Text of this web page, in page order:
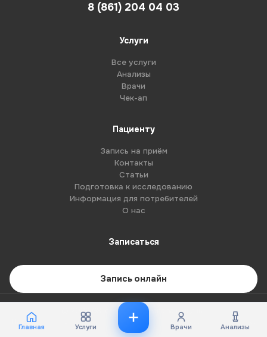
8 (861) 204 04 03
Услуги
Все услуги
Анализы
Врачи
Чек-ап
Пациенту
Запись на приём
Контакты
Статьи
Подготовка к исследованию
Информация для потребителей
О нас
Записаться
Запись онлайн
© 2026 G8-centre. Все права защищены.
Имеются противопоказания. Необходима консультация специалиста.
Главная Услуги Врачи Анализы